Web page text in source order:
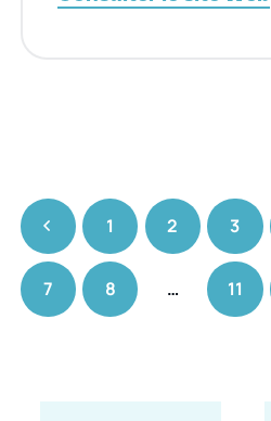
1 2 3
7 8 … 11